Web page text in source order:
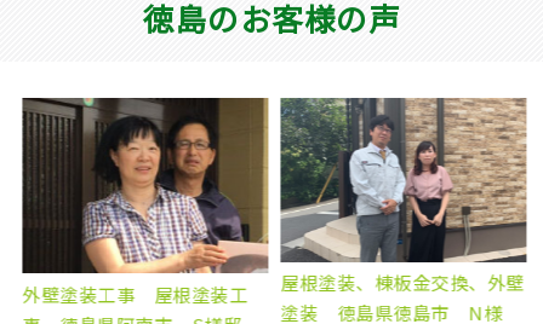
徳島のお客様の声
外壁塗装工事 屋根塗装工
屋根塗装、棟板金交換、外壁
塗装 徳島県徳島市 N様